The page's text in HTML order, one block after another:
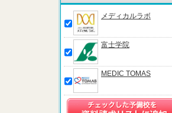
メディカルラボ
富士学院
MEDIC TOMAS